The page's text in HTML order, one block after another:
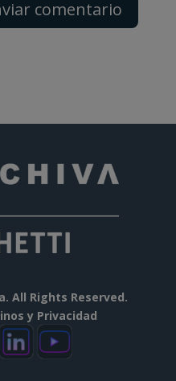
All Rights Reserved.
y Privacidad